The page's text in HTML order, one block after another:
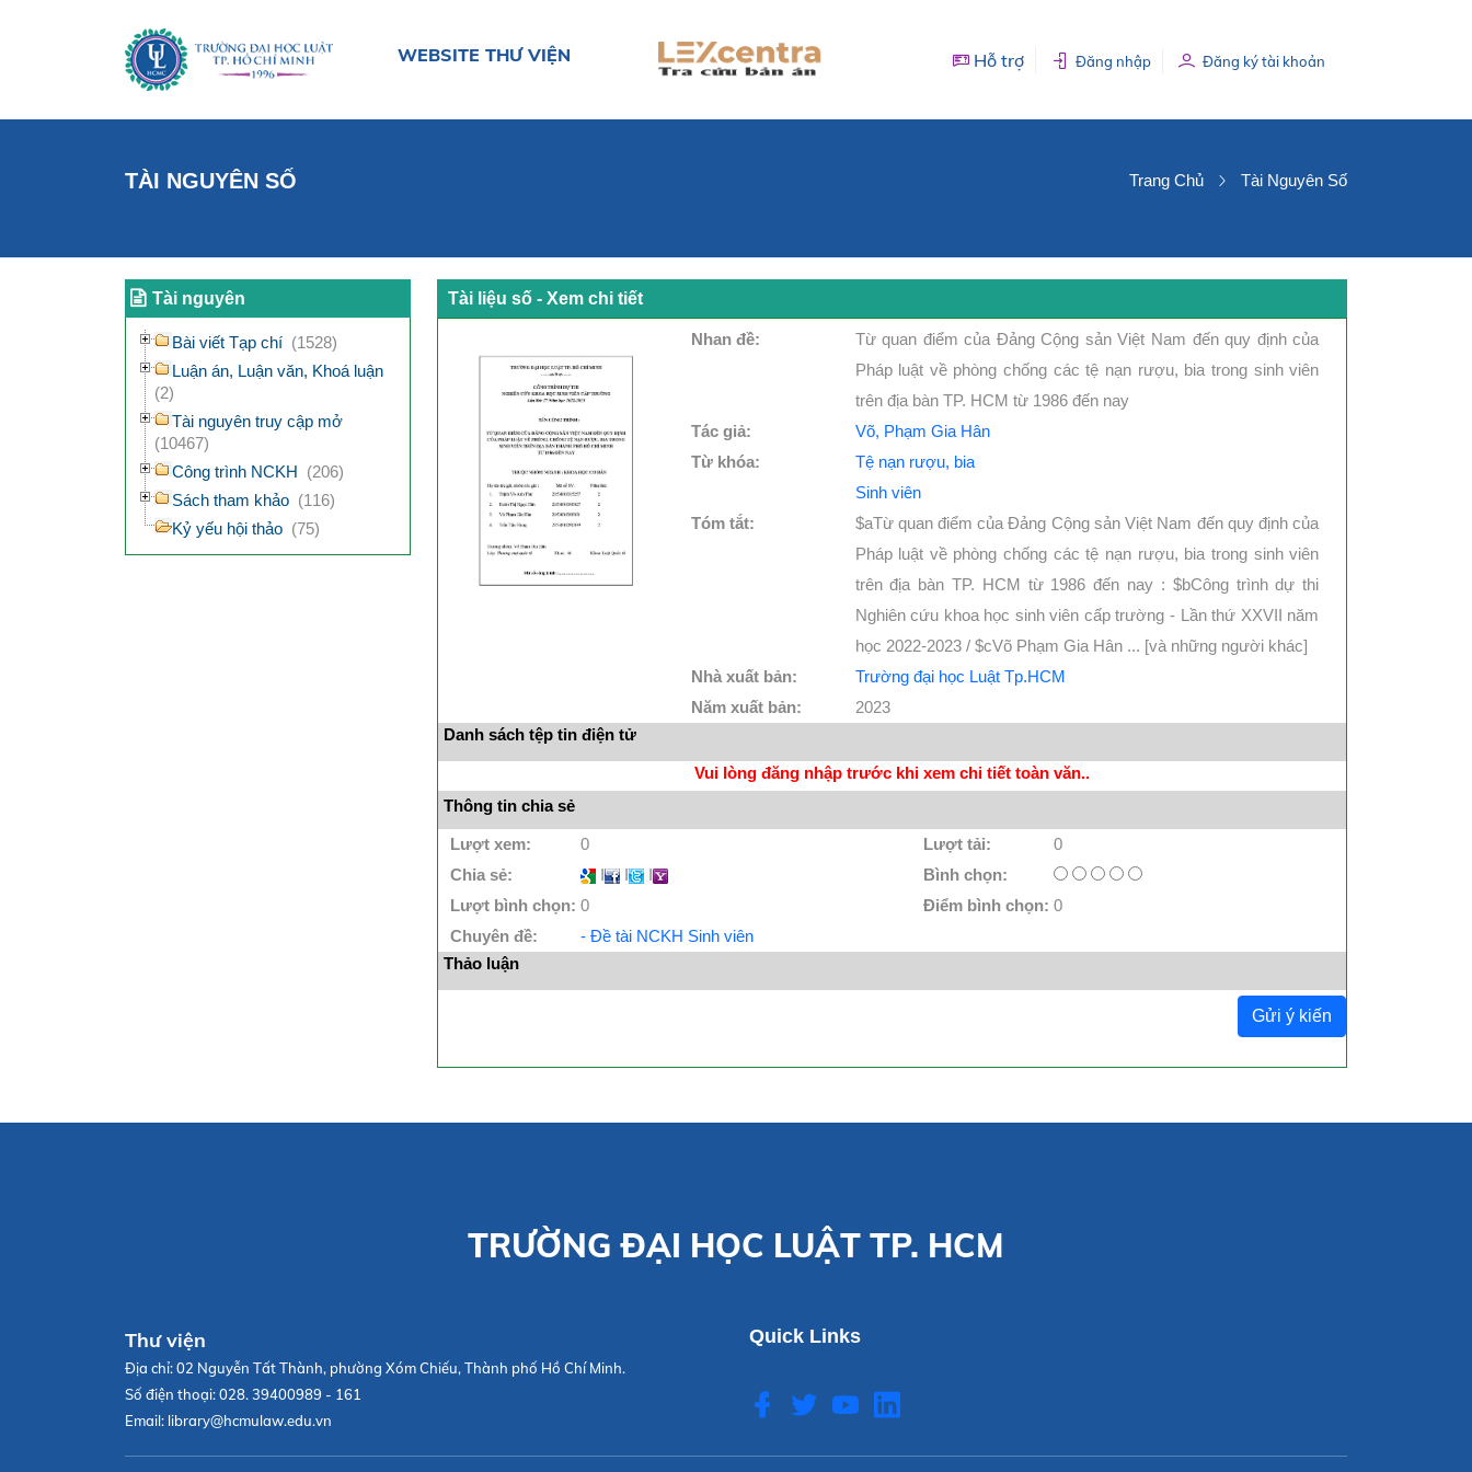
WEBSITE THƯ VIỆN Hỗ trợ Đăng nhập Đăng ký tài khoản
TÀI NGUYÊN SỐ Trang Chủ Tài Nguyên Số
Tài nguyên
Bài viết Tạp chí (1528)
Luận án, Luận văn, Khoá luận
(2)
Tài nguyên truy cập mở
(10467)
Công trình NCKH (206)
Sách tham khảo (116)
Kỷ yếu hội thảo (75)
Tài liệu số - Xem chi tiết
Nhan đề:
Từ quan điểm của Đảng Cộng sản Việt Nam đến quy định của
Pháp luật về phòng chống các tệ nạn rượu, bia trong sinh viên
trên địa bàn TP. HCM từ 1986 đến nay
Tác giả:
Võ, Phạm Gia Hân
Từ khóa:
Tệ nạn rượu, bia
Sinh viên
Tóm tắt:
$aTừ quan điểm của Đảng Cộng sản Việt Nam đến quy định của
Pháp luật về phòng chống các tệ nạn rượu, bia trong sinh viên
trên địa bàn TP. HCM từ 1986 đến nay : $bCông trình dự thi
Nghiên cứu khoa học sinh viên cấp trường - Lần thứ XXVII năm
học 2022-2023 / $cVõ Phạm Gia Hân ... [và những người khác]
Nhà xuất bản:
Trường đại học Luật Tp.HCM
Năm xuất bản:
2023
Danh sách tệp tin điện tử
Vui lòng đăng nhập trước khi xem chi tiết toàn văn..
Thông tin chia sẻ
Lượt xem: 0 Lượt tải:
0
Chia sẻ:
I I I
Bình chọn:
Lượt bình chọn: 0 Điểm bình chọn: 0
Chuyên đề:
- Đề tài NCKH Sinh viên
Thảo luận
Gửi ý kiến
TRƯỜNG ĐẠI HỌC LUẬT TP. HCM
Thư viện
Địa chỉ:02 Nguyễn Tất Thành, phường Xóm Chiếu, Thành phố Hồ Chí Minh.
Số điện thoại:028. 39400989 - 161
Email: library@hcmulaw.edu.vn
Quick Links